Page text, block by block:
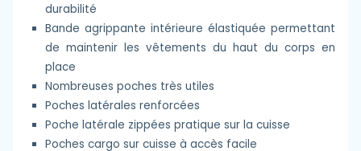
durabilité
Bande agrippante intérieure élastiquée permettant
de maintenir les vêtements du haut du corps en
place
Nombreuses poches très utiles
Poches latérales renforcées
Poche latérale zippées pratique sur la cuisse
Poches cargo sur cuisse à accès facile